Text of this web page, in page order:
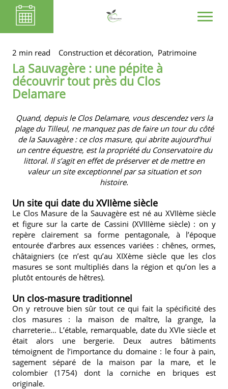
2 min read Construction et décoration, Patrimoine
La Sauvagère : une pépite à
découvrir tout près du Clos
Delamare
Quand, depuis le Clos Delamare, vous descendez vers la
plage du Tilleul, ne manquez pas de faire un tour du côté
de la Sauvagère : ce clos masure, qui abrite aujourd’hui
un centre équestre, est la propriété du Conservatoire du
littoral. Il s’agit en effet de préserver et de mettre en
valeur un site exceptionnel par sa situation et son
histoire.
Un site qui date du XVIIème siècle
Le Clos Masure de la Sauvagère est né au XVIIème siècle
et figure sur la carte de Cassini (XVIIIème siècle) : on y
repère clairement sa forme pentagonale, à l’époque
entourée d’arbres aux essences variées : chênes, ormes,
châtaigniers (ce n’est qu’au XIXème siècle que les clos
masures se sont multipliés dans la région et qu’on les a
plutôt entourés de hêtres).
Un clos-masure traditionnel
On y retrouve bien sûr tout ce qui fait la spécificité des
clos masures : la maison de maître, la grange, la
charreterie… L’étable, remarquable, date du XVIe siècle et
était alors une bergerie. Deux autres bâtiments
témoignent de l’importance du domaine : le four à pain,
sagement séparé de la maison par la mare, et le
colombier (1754) dont la corniche en briques est
originale.